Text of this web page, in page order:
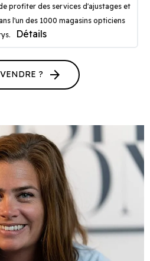
profiter des services d'ajustages et
l'un des 1000 magasins opticiens
Détails
? arrow_forward